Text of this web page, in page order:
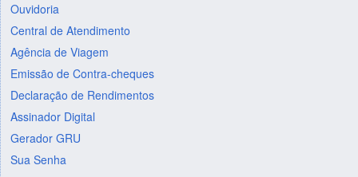
Ouvidoria
Central de Atendimento
Agência de Viagem
Emissão de Contra-cheques
Declaração de Rendimentos
Assinador Digital
Gerador GRU
Sua Senha